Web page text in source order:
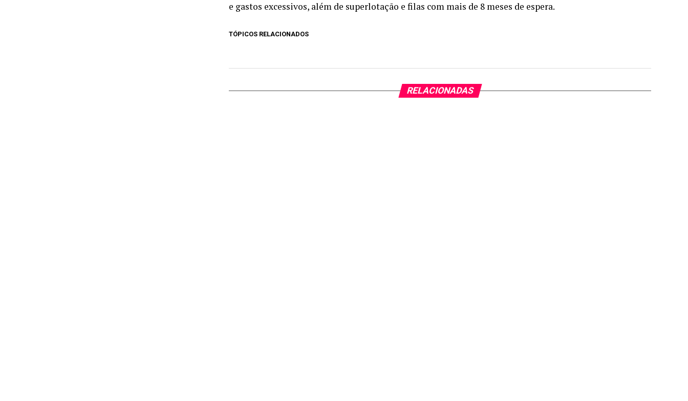
e gastos excessivos, além de superlotação e filas com mais de 8 meses de espera.
TÓPICOS RELACIONADOS
RELACIONADAS